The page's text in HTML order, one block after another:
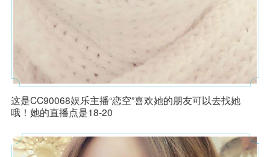
这是CC90068娱乐主播“恋空”喜欢她的朋友可以去找她
哦！她的直播点是18-20